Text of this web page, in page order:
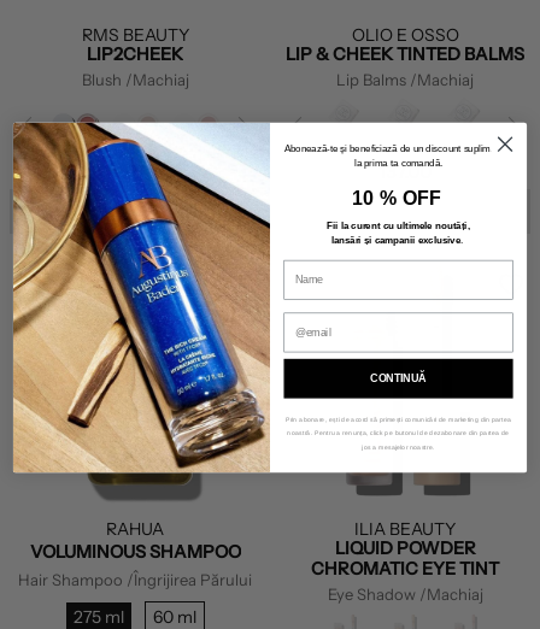
RMS BEAUTY
LIP2CHEEK
Blush /Machiaj
210.00
ÎN CURÂND
OLIO E OSSO
LIP & CHEEK TINTED BALMS
Lip Balms /Machiaj
137.00
ÎN CURÂND
RAHUA
VOLUMINOUS SHAMPOO
Hair Shampoo /Îngrijirea Părului
275 ml 60 ml
ILIA BEAUTY
LIQUID POWDER
CHROMATIC EYE TINT
Eye Shadow /Machiaj
Abonează-te și beneficiază de un discount suplimentar
la prima ta comandă.
10 % OFF
Fii la curent cu ultimele noutăți,
lansări și campanii exclusive.
CONTINUĂ
Prin abonare, ești de acord să primești comunicări de marketing din partea
noastră. Pentru a renunța, click pe butonul de dezabonare din partea de
jos a mesajelor noastre.